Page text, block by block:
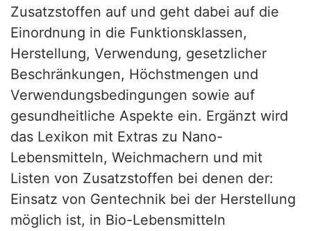
Zusatzstoffen auf und geht dabei auf die
Einordnung in die Funktionsklassen,
Herstellung, Verwendung, gesetzlicher
Beschränkungen, Höchstmengen und
Verwendungsbedingungen sowie auf
gesundheitliche Aspekte ein. Ergänzt wird
das Lexikon mit Extras zu Nano-
Lebensmitteln, Weichmachern und mit
Listen von Zusatzstoffen bei denen der:
Einsatz von Gentechnik bei der Herstellung
möglich ist, in Bio-Lebensmitteln